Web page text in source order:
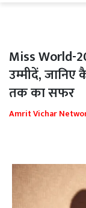
Miss World-
उम्मीदें,
तक का सफर
Amrit Vichar